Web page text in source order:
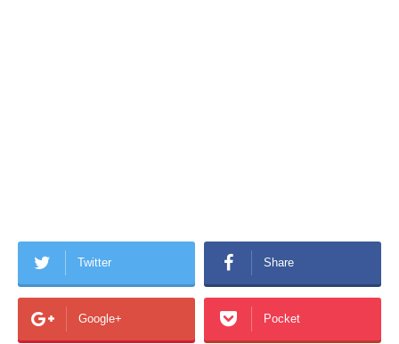
Twitter Share
Google+ Pocket